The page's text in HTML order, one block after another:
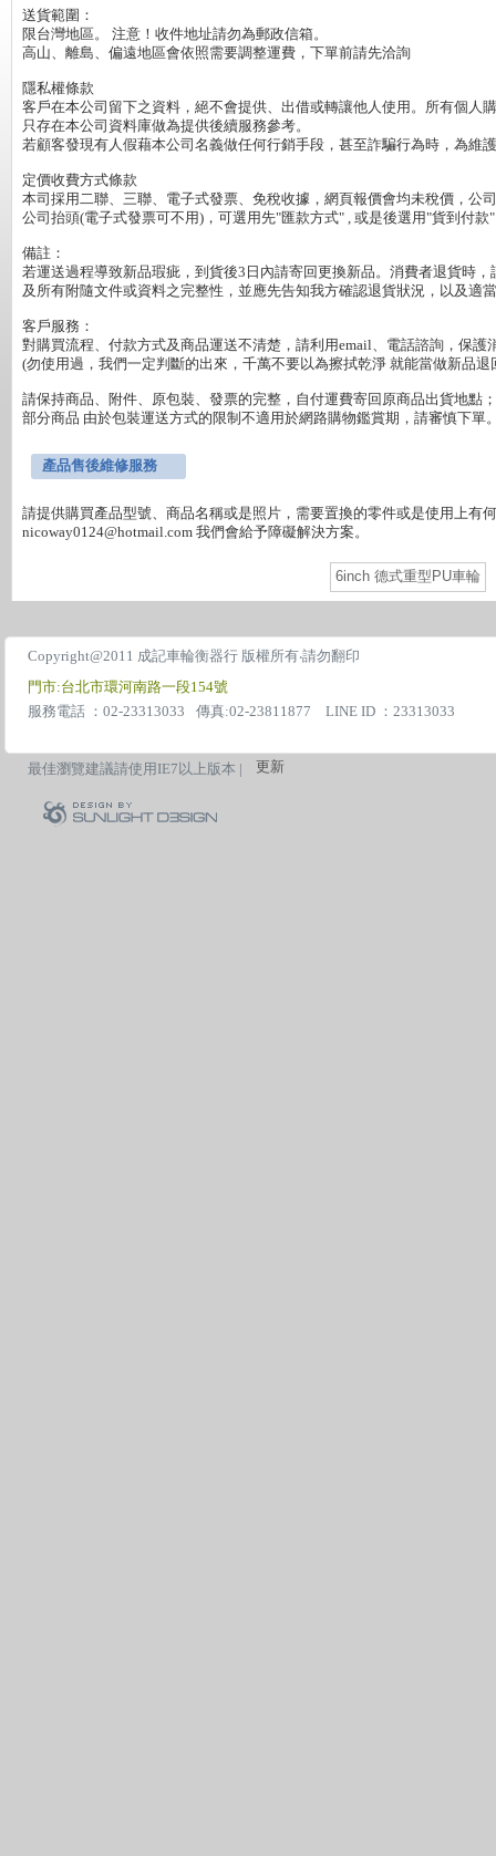
送貨範圍：
限台灣地區。 注意！收件地址請勿為郵政信箱。
高山、離島、偏遠地區會依照需要調整運費，下單前請先洽詢
隱私權條款
客戶在本公司留下之資料，絕不會提供、出借或轉讓他人使用。所有個人
只存在本公司資料庫做為提供後續服務參考。
若顧客發現有人假藉本公司名義做任何行銷手段，甚至詐騙行為時，為維
定價收費方式條款
本司採用二聯、三聯、電子式發票、免稅收據，網頁報價會均未稅價，公
公司抬頭(電子式發票可不用)，可選用先"匯款方式" , 或是後選用"貨到付款"
備註：
若運送過程導致新品瑕疵，到貨後3日內請寄回更換新品。消費者退貨時
及所有附隨文件或資料之完整性，並應先告知我方確認退貨狀況，以及適
客戶服務：
對購買流程、付款方式及商品運送不清楚，請利用email、電話諮詢，保護
(勿使用過，我們一定判斷的出來，千萬不要以為擦拭乾淨 就能當做新品退
請保持商品、附件、原包裝、發票的完整，自付運費寄回原商品出貨地點；
部分商品 由於包裝運送方式的限制不適用於網路購物鑑賞期，請審慎下單
產品售後維修服務
請提供購買產品型號、商品名稱或是照片，需要置換的零件或是使用上有
6inch 德式重型PU車輪
Copyright@2011 成記車輪衡器行 版權所有‧請勿翻印
門市:台北市環河南路一段154號
服務電話 ：02-23313033
傳真:02-23811877 LINE ID ：23313033
最佳瀏覽建議請使用IE7以上版本 | 更新